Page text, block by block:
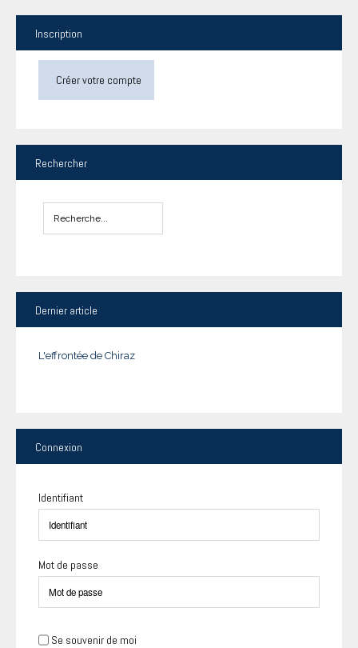
Inscription
Créer votre compte
Rechercher
Dernier article
L'effrontée de Chiraz
Connexion
Identifiant
Mot de passe
Se souvenir de moi